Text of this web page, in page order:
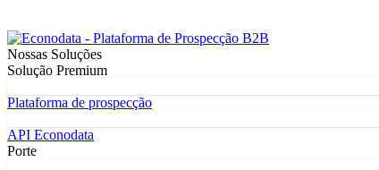
Nossas Soluções
Solução Premium
Plataforma de prospecção
API Econodata
Porte